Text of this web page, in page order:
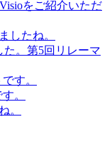
Visioをご紹介いただ
したね。
第5回リレーマ
。
。